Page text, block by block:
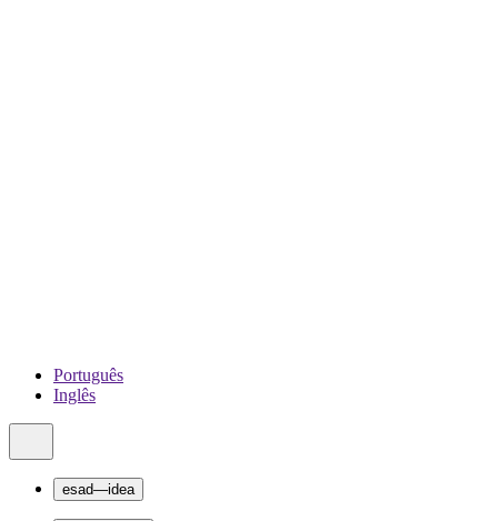
Português
Inglês
esad—idea